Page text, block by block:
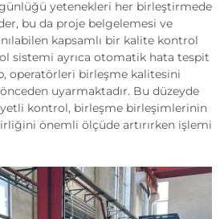
günlüğü yetenekleri her birleştirmede
bu da proje belgelemesi ve
kapsamlı bir kalite kontrol
sistemi ayrıca otomatik hata tespit
operatörleri birleşme kalitesini
uyarmaktadır. Bu düzeyde
kontrol, birleşme birleşimlerinin
önemli ölçüde artırırken işlemi